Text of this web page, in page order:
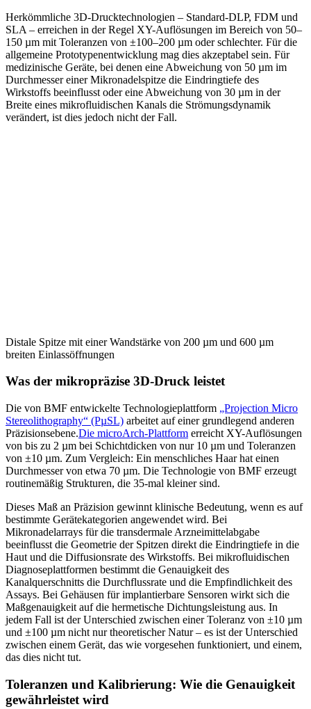
Herkömmliche 3D-Drucktechnologien – Standard-DLP, FDM und
SLA – erreichen in der Regel XY-Auflösungen im Bereich von 50–
150 µm mit Toleranzen von ±100–200 µm oder schlechter. Für die
allgemeine Prototypenentwicklung mag dies akzeptabel sein. Für
medizinische Geräte, bei denen eine Abweichung von 50 µm im
Durchmesser einer Mikronadelspitze die Eindringtiefe des
Wirkstoffs beeinflusst oder eine Abweichung von 30 µm in der
Breite eines mikrofluidischen Kanals die Strömungsdynamik
verändert, ist dies jedoch nicht der Fall.
Distale Spitze mit einer Wandstärke von 200 µm und 600 µm
breiten Einlassöffnungen
Was der mikropräzise 3D-Druck leistet
Die von BMF entwickelte Technologieplattform „Projection Micro
Stereolithography“ (PµSL) arbeitet auf einer grundlegend anderen
Präzisionsebene.Die microArch-Plattform erreicht XY-Auflösungen
von bis zu 2 µm bei Schichtdicken von nur 10 µm und Toleranzen
von ±10 µm. Zum Vergleich: Ein menschliches Haar hat einen
Durchmesser von etwa 70 µm. Die Technologie von BMF erzeugt
routinemäßig Strukturen, die 35-mal kleiner sind.
Dieses Maß an Präzision gewinnt klinische Bedeutung, wenn es auf
bestimmte Gerätekategorien angewendet wird. Bei
Mikronadelarrays für die transdermale Arzneimittelabgabe
beeinflusst die Geometrie der Spitzen direkt die Eindringtiefe in die
Haut und die Diffusionsrate des Wirkstoffs. Bei mikrofluidischen
Diagnoseplattformen bestimmt die Genauigkeit des
Kanalquerschnitts die Durchflussrate und die Empfindlichkeit des
Assays. Bei Gehäusen für implantierbare Sensoren wirkt sich die
Maßgenauigkeit auf die hermetische Dichtungsleistung aus. In
jedem Fall ist der Unterschied zwischen einer Toleranz von ±10 µm
und ±100 µm nicht nur theoretischer Natur – es ist der Unterschied
zwischen einem Gerät, das wie vorgesehen funktioniert, und einem,
das dies nicht tut.
Toleranzen und Kalibrierung: Wie die Genauigkeit
gewährleistet wird